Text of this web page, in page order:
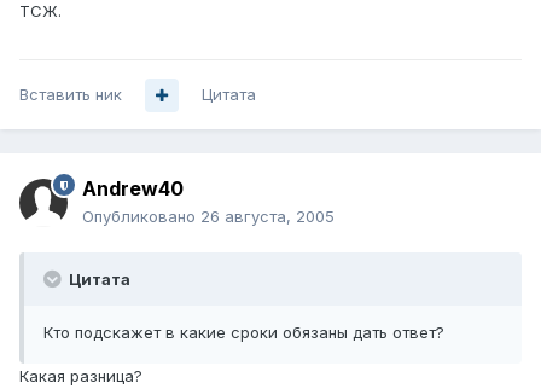
ТСЖ.
Вставить ник Цитата
Andrew40
Опубликовано 26 августа, 2005
Цитата
Кто подскажет в какие сроки обязаны дать ответ?
Какая разница?